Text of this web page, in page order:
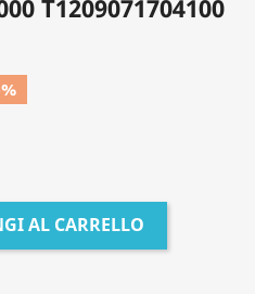
T1209071704100
AL CARRELLO